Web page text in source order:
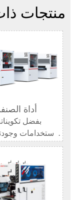
منتجات
أداة
بفضل
الاستخدامات
العالية،
مجال تنظيف